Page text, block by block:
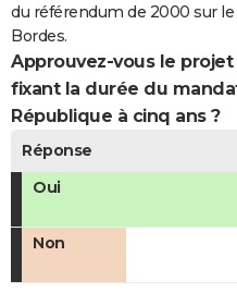
du référendum de 2000 sur
Bordes.
Approuvez-vous le
fixant la durée du
République à cinq ans ?
Réponse
Oui
Non